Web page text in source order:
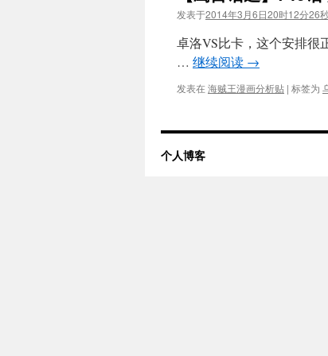
发表于2014年3月6日20时12分26
卓洛VS比卡，这个安排很
… 继续阅读 →
发表在海贼王漫画分析贴 | 标签为
个人博客